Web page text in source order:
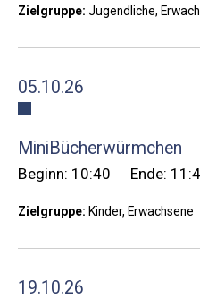
Zielgruppe: Jugendliche,
05.10.26
MiniBücherwürmchen
Beginn: 10:40 Ende:
Zielgruppe: Kinder, Erwachsene
19.10.26